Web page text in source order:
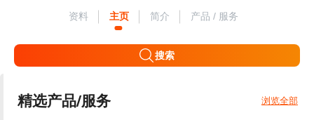
资料 主页 简介 产品 / 服务
搜索
精选产品/服务 浏览全部